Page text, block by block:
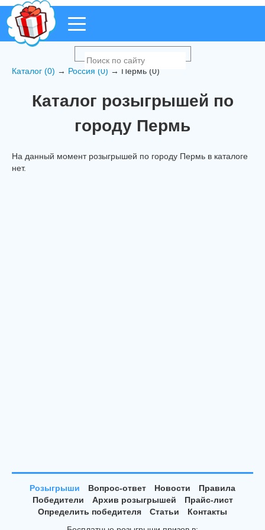
Каталог (0) → Россия (0) → Пермь (0)
Каталог розыгрышей по
городу Пермь
На данный момент розыгрышей по городу Пермь в каталоге
нет.
Розыгрыши Вопрос-ответ Новости
Правила
Победители
Архив розыгрышей
Прайс-лист
Определить победителя
Статьи
Контакты